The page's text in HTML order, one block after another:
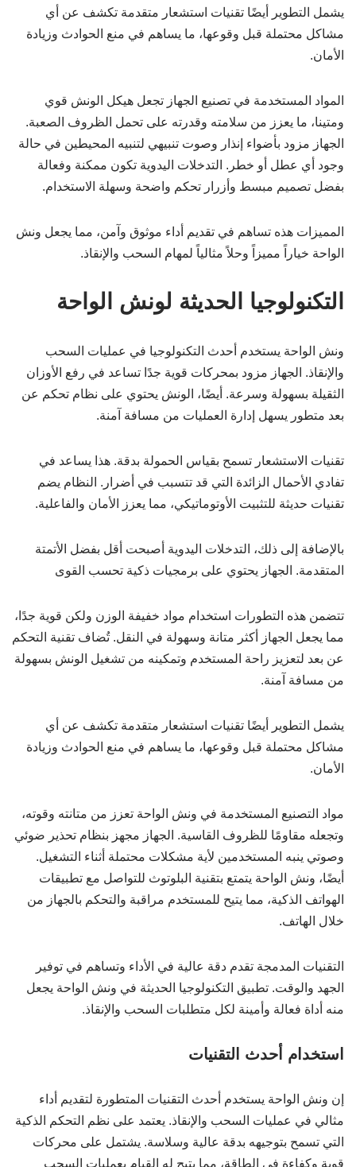
يشمل التطوير أيضًا تقنيات استشعار متقدمة تكشف عن أي
مشاكل محتملة قبل وقوعها، ما يساهم في منع الحوادث وزيادة
الأمان.
المواد المستخدمة في تصنيع الجهاز تجعل هيكل الونش قوي
ومتينا، ما يعزز من سلامته وقدرته على تحمل الظروف الصعبة.
الجهاز مزود بأضواء إنذار وصوت تنبيهي لتنبيه المحيطين في حالة
وجود أي عطل أو خطر. التدخلات اليدوية تكون ممكنة وفعالة
بفضل تصميم مبسط وأزرار تحكم واضحة وسهلة الاستخدام.
المميزات هذه تساهم في تقديم أداء موثوق وآمن، مما يجعل ونش
الواحة خياراً مميزاً وحلاً مثالياً لمهام السحب والإنقاذ.
التكنولوجيا الحديثة لونش الواحة
ونش الواحة يستخدم أحدث التكنولوجيا في عمليات السحب
والإنقاذ. الجهاز مزود بمحركات قوية جدًا تساعد في رفع الأوزان
الثقيلة بسهولة وسرعة. أيضًا، الونش يحتوي على نظام تحكم عن
بعد متطور يسهل إدارة العمليات من مسافة آمنة.
تقنيات الاستشعار تسمح بقياس الحمولة بدقة. هذا يساعد في
تفادي الأحمال الزائدة التي قد تتسبب في أضرار. النظام يضم
تقنيات حديثة للتثبيت الأوتوماتيكي، مما يعزز الأمان والفاعلية.
بالإضافة إلى ذلك، التدخلات اليدوية أصبحت أقل بفضل الأتمتة
المتقدمة. الجهاز يحتوي على برمجيات ذكية تحسب القوى
تتضمن هذه التطورات استخدام مواد خفيفة الوزن ولكن قوية جدًا،
مما يجعل الجهاز أكثر متانة وسهولة في النقل. تُضاف تقنية التحكم
عن بعد لتعزيز راحة المستخدم وتمكينه من تشغيل الونش بسهولة
من مسافة آمنة.
يشمل التطوير أيضًا تقنيات استشعار متقدمة تكشف عن أي
مشاكل محتملة قبل وقوعها، ما يساهم في منع الحوادث وزيادة
الأمان.
مواد التصنيع المستخدمة في ونش الواحة تعزز من متانته وقوته،
وتجعله مقاومًا للظروف القاسية. الجهاز مجهز بنظام تحذير ضوئي
وصوتي ينبه المستخدمين لأية مشكلات محتملة أثناء التشغيل.
أيضًا، ونش الواحة يتمتع بتقنية البلوتوث للتواصل مع تطبيقات
الهواتف الذكية، مما يتيح للمستخدم مراقبة والتحكم بالجهاز من
خلال الهاتف.
التقنيات المدمجة تقدم دقة عالية في الأداء وتساهم في توفير
الجهد والوقت. تطبيق التكنولوجيا الحديثة في ونش الواحة يجعل
منه أداة فعالة وأمينة لكل متطلبات السحب والإنقاذ.
استخدام أحدث التقنيات
إن ونش الواحة يستخدم أحدث التقنيات المتطورة لتقديم أداء
مثالي في عمليات السحب والإنقاذ. يعتمد على نظم التحكم الذكية
التي تسمح بتوجيهه بدقة عالية وسلاسة. يشتمل على محركات
قوية وكفاءة في الطاقة، مما يتيح له القيام بعمليات السحب